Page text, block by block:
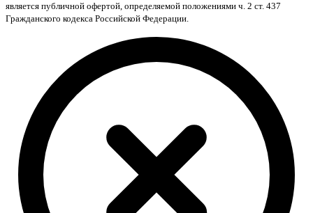
является публичной офертой, определяемой положениями ч. 2 ст. 437
Гражданского кодекса Российской Федерации.